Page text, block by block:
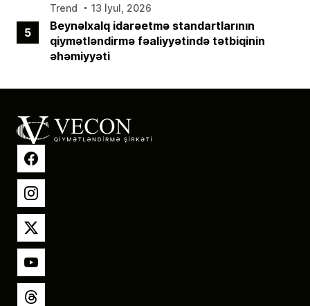
5
Trend 13 İyul, 2026
Beynəlxalq idarəetmə standartlarının
qiymətləndirmə fəaliyyətində tətbiqinin
əhəmiyyəti
Facebook
Instagram
YouTube
Threads